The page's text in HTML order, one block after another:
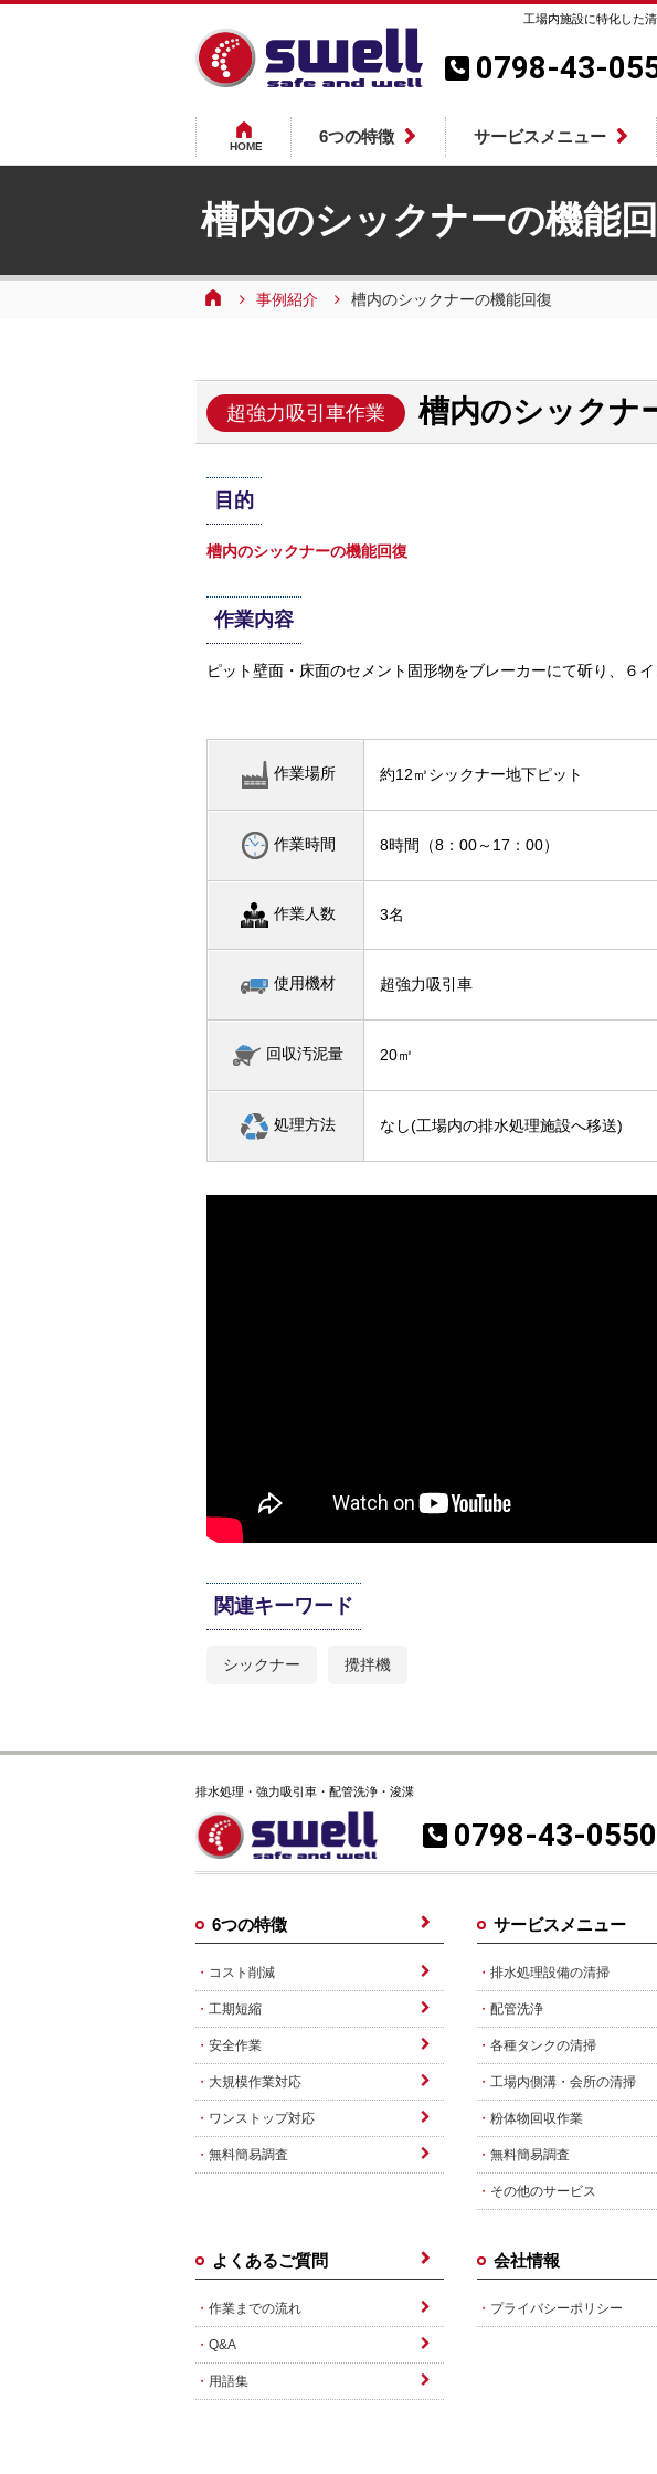
工場内施設に特化した
0798-43-
HOME
6つの特徴 サービスメニュー
槽内のシックナーの機能
事例紹介 槽内のシックナーの機能回復
超強力吸引車作業 槽内のシックナ
目的
槽内のシックナーの機能回復
作業内容
ピット壁面・床面のセメント固形物をブレーカーにて斫り、６
作業場所 約12㎥シックナー地下ピット
作業時間 8時間（8：00～17：00）
作業人数 3名
使用機材 超強力吸引車
回収汚泥量 20㎥
処理方法 なし(工場内の排水処理施設へ移送)
関連キーワード
シックナー 攪拌機
排水処理・強力吸引車・配管洗浄・浚渫
0798-43-0550
6つの特徴
コスト削減
工期短縮
安全作業
大規模作業対応
ワンストップ対応
無料簡易調査
サービスメニュー
排水処理設備の清掃
配管洗浄
各種タンクの清掃
工場内側溝・会所の清掃
粉体物回収作業
無料簡易調査
その他のサービス
よくあるご質問
作業までの流れ
Q&A
用語集
会社情報
プライバシーポリシー